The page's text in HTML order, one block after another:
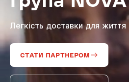
Nova Digital
Легкість доставки для життя
СТАТИ ПАРТНЕРОМ